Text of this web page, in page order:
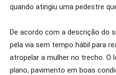
quando atingiu uma pedestre
De acordo com a descrição do
pela via sem tempo hábil para
atropelar a mulher no trecho. O
plano, pavimento em boas